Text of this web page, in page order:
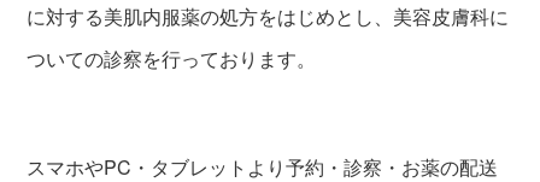
に対する美肌内服薬の処方をはじめとし、美容皮膚科に
ついての診察を行っております。
スマホやPC・タブレットより予約・診察・お薬の配送